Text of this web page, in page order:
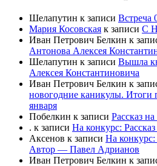
Шелапутин к записи Встреча
Мария Косовская к записи С
Иван Петрович Белкин к
Антонова Алексея
Шелапутин к записи Вышла
Алексея Константиновича
Иван Петрович Белкин к
новогодние каникулы. Итоги
января
Побелкин к записи Рассказ
. к записи На конкурс:
Аксенов к записи На конкурс:
Автор — Павел Адрианов
Иван Петрович Белкин к